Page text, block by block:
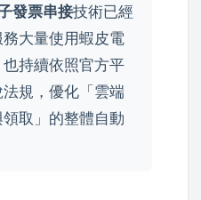
發票串接技術已經
大量使用蝦皮電
持續依照官方平
規，優化「雲端
取」的整體自動